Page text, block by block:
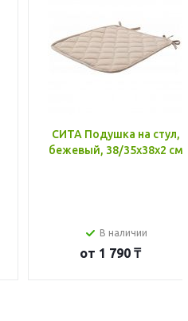
СИТА Подушка на стул,
бежевый, 38/35x38x2 см
В наличии
от 1 790 ₸